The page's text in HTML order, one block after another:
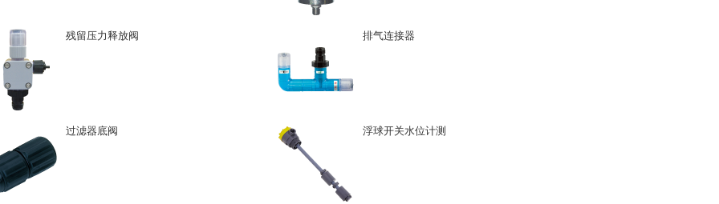
残留压力释放阀 排气连接器
过滤器底阀 浮球开关水位计测